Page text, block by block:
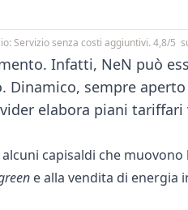
Servizio senza costi aggiuntivi. 4,8/
Infatti, NeN può
Dinamico, sempre
elabora piani
capisaldi che muovono
e alla vendita di energia